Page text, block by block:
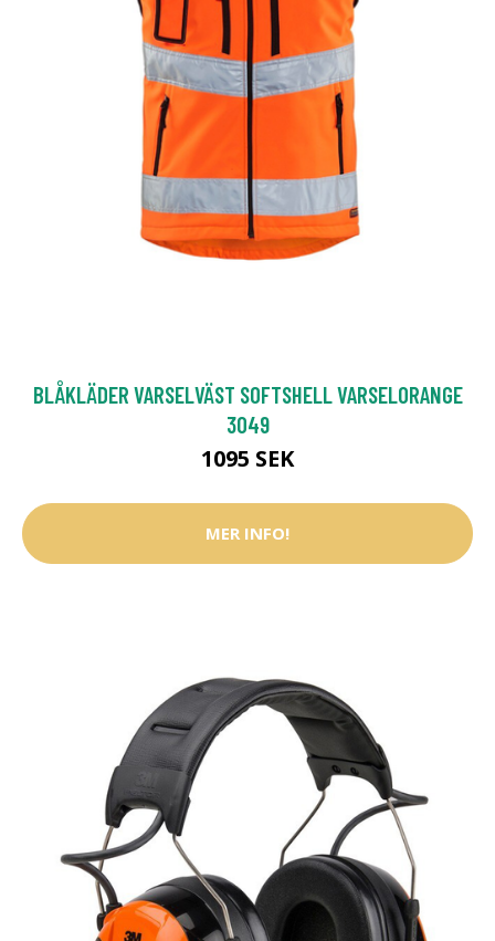
BLÅKLÄDER VARSELVÄST SOFTSHELL VARSELORANGE
3049
1095 SEK
MER INFO!